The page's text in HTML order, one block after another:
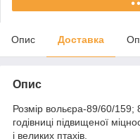
Опис Доставка
Опис
Розмір вольєра-89/60/159;
годівниці підвищеної
і великих птахів.